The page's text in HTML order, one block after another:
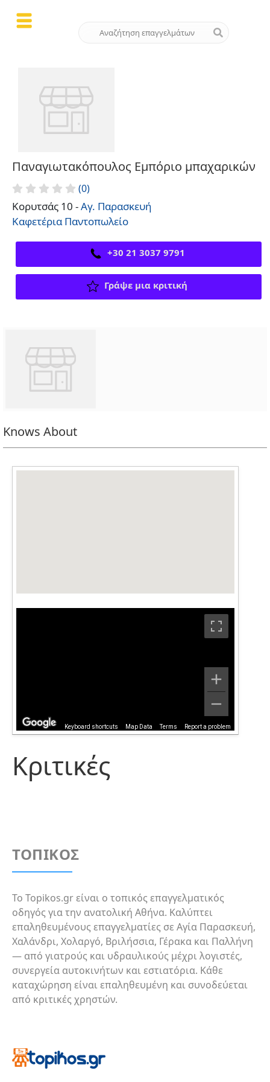
Παναγιωτακόπουλος Εμπόριο μπαχαρικών
(0)
Κορυτσάς 10 -Αγ. Παρασκευή
Καφετέρια Παντοπωλείο
+30 21 3037 9791
Γράψε μια κριτική
Knows About
Keyboard shortcuts Map Data Terms Report a problem
Κριτικές
ΤΟΠΙΚΟΣ
Το Topikos.gr είναι ο τοπικός επαγγελματικός
οδηγός για την ανατολική Αθήνα. Καλύπτει
επαληθευμένους επαγγελματίες σε Αγία Παρασκευή,
Χαλάνδρι, Χολαργό, Βριλήσσια, Γέρακα και Παλλήνη
— από γιατρούς και υδραυλικούς μέχρι λογιστές,
συνεργεία αυτοκινήτων και εστιατόρια. Κάθε
καταχώρηση είναι επαληθευμένη και συνοδεύεται
από κριτικές χρηστών.